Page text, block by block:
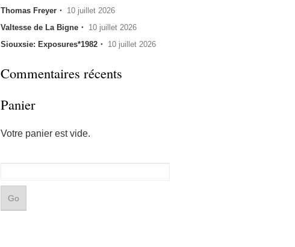
Thomas Freyer・ 10 juillet 2026
Valtesse de La Bigne・ 10 juillet 2026
Siouxsie: Exposures*1982・ 10 juillet 2026
Commentaires récents
Panier
Votre panier est vide.